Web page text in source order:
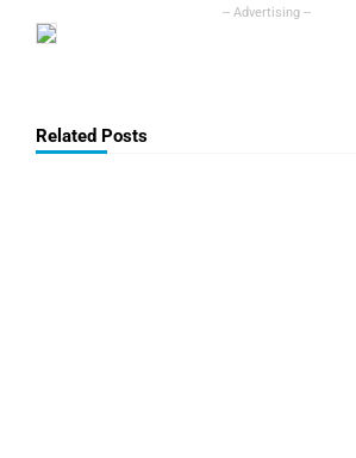
Related Posts